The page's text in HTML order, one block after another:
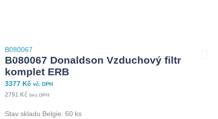
B080067
B080067 Donaldson Vzduchový filtr
komplet ERB
3377 Kč vč. DPH
2791 Kč bez DPH
Stav skladu Belgie: 60 ks